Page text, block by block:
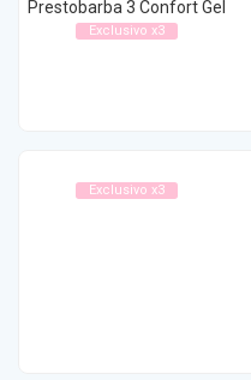
Exclusivo x3
Exclusivo x3